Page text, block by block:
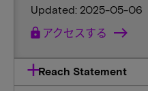
Updated: 2025-05-06
lock アクセスする
Reach Statement